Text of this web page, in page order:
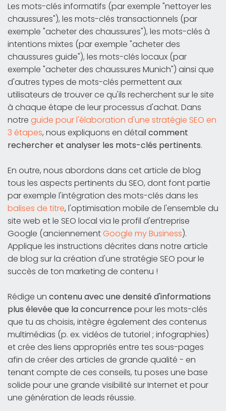
Les mots-clés informatifs (par exemple "nettoyer les
chaussures"), les mots-clés transactionnels (par
exemple "acheter des chaussures"), les mots-clés à
intentions mixtes (par exemple "acheter des
chaussures guide"), les mots-clés locaux (par
exemple "acheter des chaussures Munich") ainsi que
d'autres types de mots-clés permettent aux
utilisateurs de trouver ce qu'ils recherchent sur le site
à chaque étape de leur processus d'achat. Dans
notre guide pour l'élaboration d'une stratégie SEO en
3 étapes, nous expliquons en détail comment
rechercher et analyser les mots-clés pertinents.
En outre, nous abordons dans cet article de blog
tous les aspects pertinents du SEO, dont font partie
par exemple l'intégration des mots-clés dans les
balises de titre, l'optimisation mobile de l'ensemble du
site web et le SEO local via le profil d'entreprise
Google (anciennementGoogle my Business).
Applique les instructions décrites dans notre article
de blog sur la création d'une stratégie SEO pour le
succès de ton marketing de contenu !
Rédige un contenu avec une densité d'informations
plus élevée que la concurrencepour les mots-clés
que tu as choisis, intègre également des contenus
multimédias (p. ex. vidéos de tutoriel ; infographies)
et crée des liens appropriés entre tes sous-pages
afin de créer des articles de grande qualité - en
tenant compte de ces conseils, tu poses une base
solide pour une grande visibilité sur Internet et pour
une génération de leads réussie.